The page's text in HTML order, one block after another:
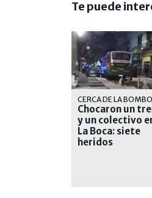
Te puede
Chocaron un
y un colectivo
La Boca: siete
heridos